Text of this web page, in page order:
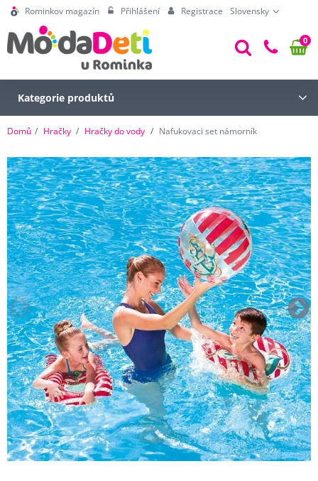
Rominkov magazín Přihlášení Registrace Slovensky
0
Kategorie produktů
Domů Hračky Hračky do vody Nafukovaci set námorník